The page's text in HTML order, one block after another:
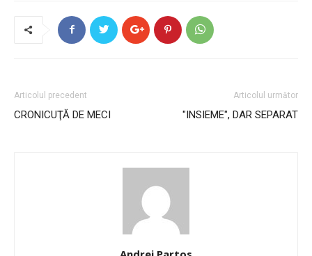
Articolul precedent
CRONICUŢĂ DE MECI
Articolul următor
"INSIEME", DAR SEPARAT